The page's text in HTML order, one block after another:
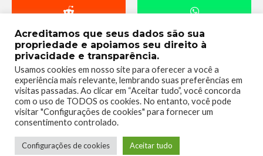
Telmo Camargo
Acreditamos que seus dados são sua
propriedade e apoiamos seu direito à
privacidade e transparência.
Usamos cookies em nosso site para oferecer a você a
experiência mais relevante, lembrando suas preferências em
visitas passadas. Ao clicar em “Aceitar tudo”, você concorda
com o uso de TODOS os cookies. No entanto, você pode
visitar "Configurações de cookies" para fornecer um
consentimento controlado.
Configurações de cookies Aceitar tudo